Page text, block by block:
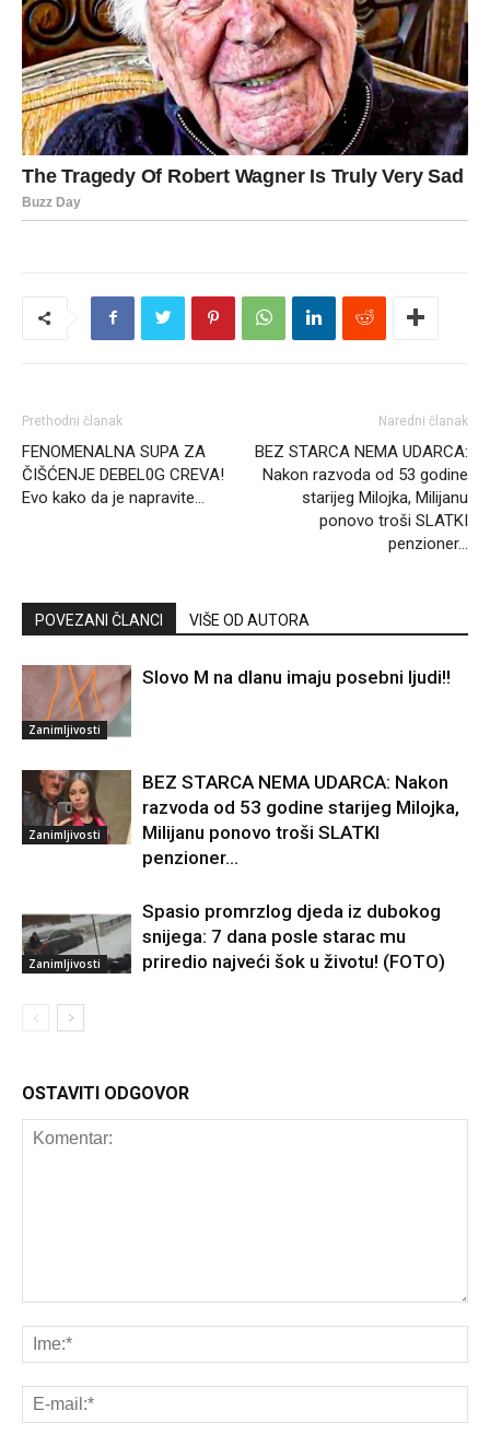
Prethodni članak
FENOMENALNA SUPA ZA
ČIŠĆENJE DEBEL0G CREVA!
Evo kako da je napravite…
Naredni članak
BEZ STARCA NEMA UDARCA:
Nakon razvoda od 53 godine
starijeg Milojka, Milijanu
ponovo troši SLATKI
penzioner…
POVEZANI ČLANCI VIŠE OD AUTORA
Zanimljivosti
Slovo M na dlanu imaju posebni ljudi!!
Zanimljivosti
BEZ STARCA NEMA UDARCA: Nakon
razvoda od 53 godine starijeg Milojka,
Milijanu ponovo troši SLATKI
penzioner…
Zanimljivosti
Spasio promrzlog djeda iz dubokog
snijega: 7 dana posle starac mu
priredio najveći šok u životu! (FOTO)
OSTAVITI ODGOVOR